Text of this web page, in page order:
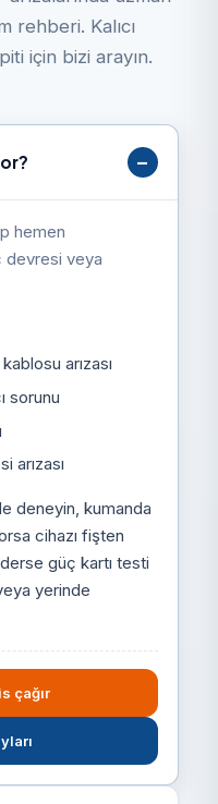
rehberi. Kalıcı
için bizi arayın.
hemen
devresi veya
arızası
sorunu
arızası
deneyin, kumanda
cihazı fişten
güç kartı testi
yerinde
çağır